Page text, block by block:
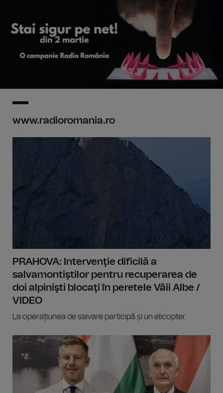
www.radioromania.ro
PRAHOVA: Intervenţie dificilă a
salvamontiştilor pentru recuperarea de
doi alpinişti blocaţi în peretele Văii Albe /
VIDEO
La operațiunea de salvare participă și un elicopter.